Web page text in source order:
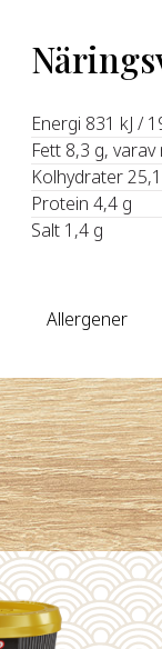
‍Energi 831 kJ /
Fett 8,3 g,
Kolhydrater
Protein 4,4 g
Salt 1,4 g
Allergener